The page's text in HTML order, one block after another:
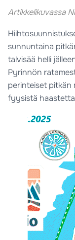
Artikkelikuvassa
sunnuntaina
talvisää helli
Pyrinnön
perinteiset pitkän
fyysistä